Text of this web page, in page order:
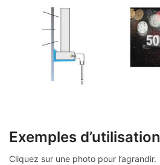
Exemples d’utilisation
Cliquez sur une photo pour l’agrandir.